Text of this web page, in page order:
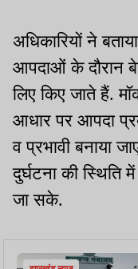
अधिकारियों ने
आपदाओं के दौरान
लिए किए जाते हैं.
आधार पर आपदा
व प्रभावी बनाया
दुर्घटना की स्थिति
जा सके.